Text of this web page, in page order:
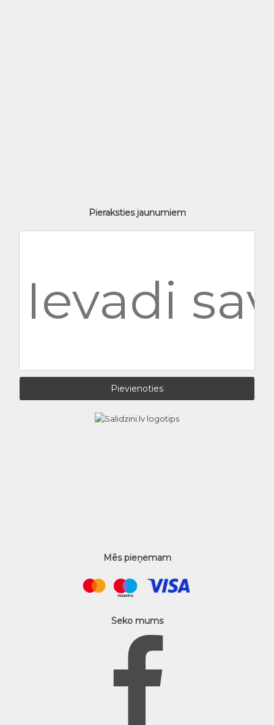
Pieraksties jaunumiem
Mēs pieņemam
Seko mums